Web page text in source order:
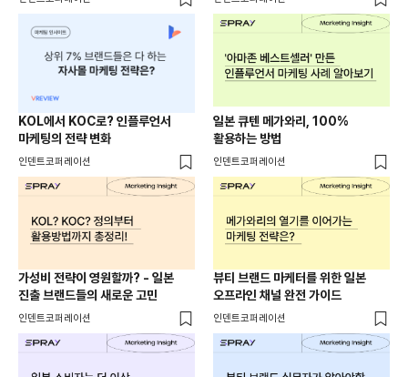
KOL에서 KOC로? 인플루언서
마케팅의 전략 변화
인덴트코퍼레이션
일본 큐텐 메가와리, 100%
활용하는 방법
인덴트코퍼레이션
가성비 전략이 영원할까? - 일본
진출 브랜드들의 새로운 고민
인덴트코퍼레이션
뷰티 브랜드 마케터를 위한 일본
오프라인 채널 완전 가이드
인덴트코퍼레이션